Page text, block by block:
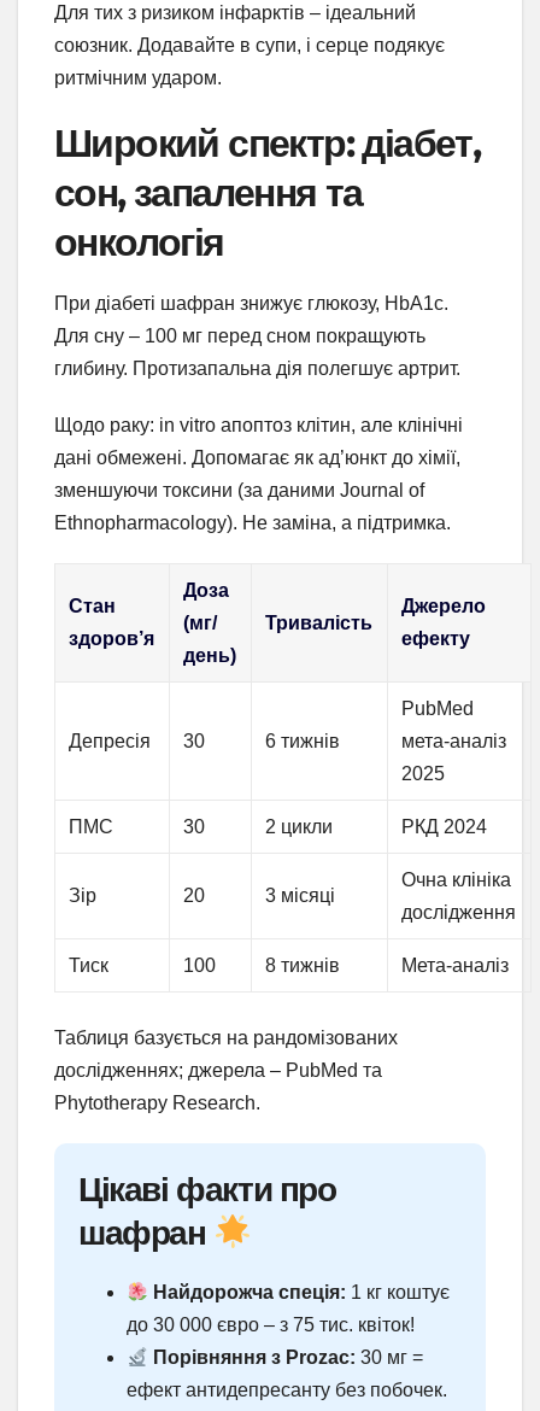
Для тих з ризиком інфарктів – ідеальний
союзник. Додавайте в супи, і серце подякує
ритмічним ударом.
Широкий спектр: діабет,
сон, запалення та
онкологія
При діабеті шафран знижує глюкозу, HbA1c.
Для сну – 100 мг перед сном покращують
глибину. Протизапальна дія полегшує артрит.
Щодо раку: in vitro апоптоз клітин, але клінічні
дані обмежені. Допомагає як ад’юнкт до хімії,
зменшуючи токсини (за даними Journal of
Ethnopharmacology). Не заміна, а підтримка.
Стан
здоров’я
Доза
(мг/
день)
Тривалість
Джерело
ефекту
Депресія 30 6 тижнів
PubMed
мета-аналіз
2025
ПМС 30 2 цикли РКД 2024
Зір 20 3 місяці
Очна клініка
дослідження
Тиск 100 8 тижнів Мета-аналіз
Таблиця базується на рандомізованих
дослідженнях; джерела – PubMed та
Phytotherapy Research.
Цікаві факти про
шафран
Найдорожча спеція: 1 кг коштує
до 30 000 євро – з 75 тис. квіток!
Порівняння з Prozac: 30 мг =
ефект антидепресанту без побочек.